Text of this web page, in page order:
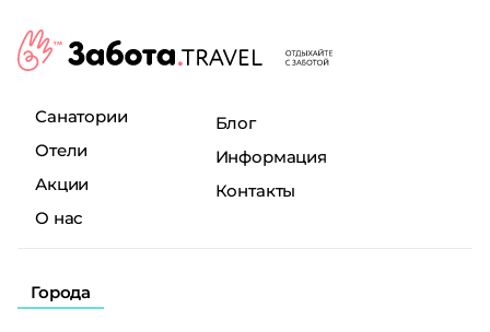
Санатории
Отели
Акции
О нас
Блог
Информация
Контакты
Города